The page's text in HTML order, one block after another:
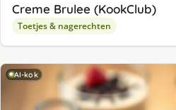
Creme Brulee (KookClub)
Toetjes & nagerechten
AI-kok